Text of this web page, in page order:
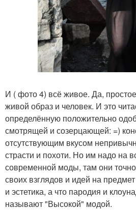
И ( фото 4) всё живое. Да,
живой образ и человек. И это
определённую положительно
смотрящей и созерцающей: =)
отсутствующим вкусом
страсти и похоти. Но им надо на
современной моды, там они
своих взглядов и идей на предмет
и эстетика, а что пародия и
называют "Высокой" модой.